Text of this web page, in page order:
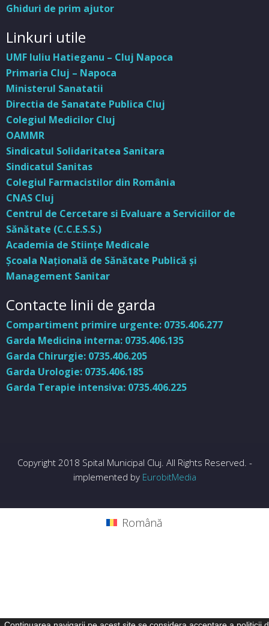
Ghiduri de prim ajutor
Linkuri utile
UMF Iuliu Hatieganu – Cluj Napoca
Primaria Cluj – Napoca
Ministerul Sanatatii
Directia de Sanatate Publica Cluj
Colegiul Medicilor Cluj
OAMMR
Sindicatul Solidaritatea Sanitara
Sindicatul Sanitas
Colegiul Farmacistilor din România
CNAS Cluj
Centrul de Cercetare si Evaluare a Serviciilor de
Sănătate (C.C.E.S.S.)
Academia de Stiinţe Medicale
Şcoala Naţională de Sănătate Publică şi
Management Sanitar
Contacte linii de garda
Compartiment primire urgente: 0735.406.277
Garda Medicina interna: 0735.406.135
Garda Chirurgie: 0735.406.205
Garda Urologie: 0735.406.185
Garda Terapie intensiva: 0735.406.225
Copyright 2018 Spital Municipal Cluj. All Rights Reserved. -
implemented by EurobitMedia
Română